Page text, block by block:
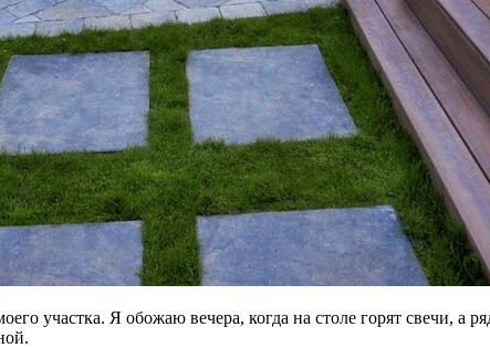
участка. Я обожаю вечера, когда на столе горят свечи, а